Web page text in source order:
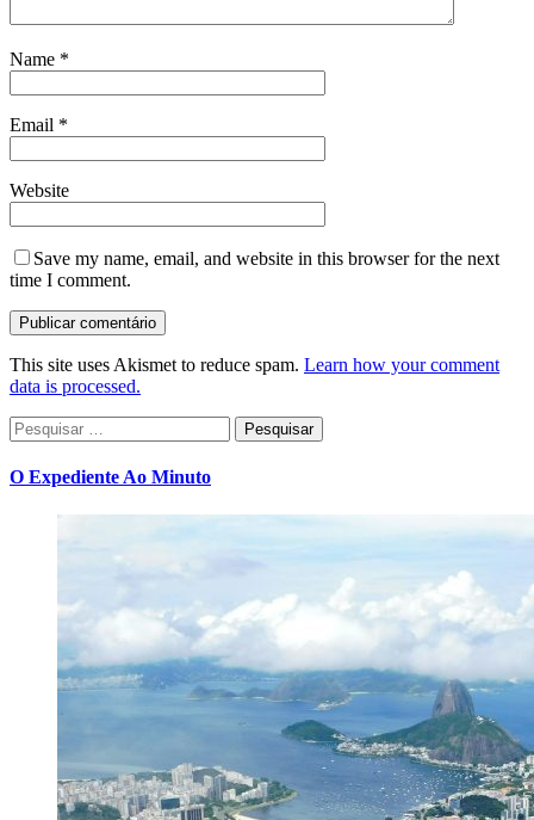
Name *
Email *
Website
Save my name, email, and website in this browser for the next
time I comment.
This site uses Akismet to reduce spam. Learn how your comment
data is processed.
Pesquisar
por:
O Expediente Ao Minuto